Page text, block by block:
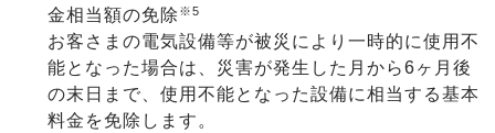
金相当額の免除 ※5
お客さまの電気設備等が被災により一時的に使用不
能となった場合は、災害が発生した月から6ヶ月後
の末日まで、使用不能となった設備に相当する基本
料金を免除します。